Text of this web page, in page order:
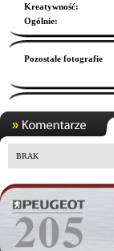
Kreatywność:
Ogólnie:
Pozostałe fotografie
BRAK